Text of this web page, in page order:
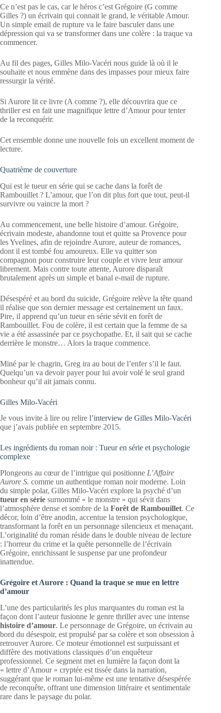
Ce n’est pas le cas, car le héros c’est Grégoire (G comme
Gilles ?) un écrivain qui connait le grand, le véritable Amour.
Un simple email de rupture va le faire basculer dans une
dépression qui va se transformer dans une colère : la traque va
commencer.
Au fil des pages, Gilles Milo-Vacéri nous guide là où il le
souhaite et nous emmène dans des impasses pour mieux faire
ressurgir la vérité.
Si Aurore lit ce livre (A comme ?), elle découvrira que ce
thriller est en fait une magnifique lettre d’Amour pour tenter
de la reconquérir.
Cet ensemble donne une nouvelle fois un excellent moment de
lecture.
Quatrième de couverture
Qui est le tueur en série qui se cache dans la forêt de
Rambouillet ? L’amour, que l’on dit plus fort que tout, peut-il
survivre ou vaincre la mort ?
Au commencement, une belle histoire d’amour. Grégoire,
écrivain modeste, abandonne tout et quitte sa Provence pour
les Yvelines, afin de rejoindre Aurore, auteur de romances,
dont il est tombé fou amoureux. Elle va quitter son
compagnon pour construire leur couple et vivre leur amour
librement. Mais contre toute attente, Aurore disparaît
brutalement après un simple et banal e-mail de rupture.
Désespéré et au bord du suicide, Grégoire relève la tête quand
il réalise que son dernier message est certainement un faux.
Pire, il apprend qu’un tueur en série sévit en forêt de
Rambouillet. Fou de colère, il est certain que la femme de sa
vie a été assassinée par ce psychopathe. Et, il sait qui se cache
derrière le monstre… Alors la traque commence.
Miné par le chagrin, Greg ira au bout de l’enfer s’il le faut.
Quelqu’un va devoir payer pour lui avoir volé le seul grand
bonheur qu’il ait jamais connu.
Gilles Milo-Vacéri
Je vous invite à lire ou relire l’interview de Gilles Milo-Vacéri
que j’avais publiée en septembre 2015.
Les ingrédients du roman noir : Tueur en série et psychologie
complexe
Plongeons au cœur de l’intrigue qui positionne L’Affaire
Aurore S. comme un authentique roman noir moderne. Loin
du simple polar, Gilles Milo-Vacéri explore la psyché d’un
tueur en série surnommé « le monstre » qui sévit dans
l’atmosphère dense et sombre de la Forêt de Rambouillet. Ce
décor, loin d’être anodin, accentue la tension psychologique,
transformant la forêt en un personnage silencieux et menaçant.
L’originalité du roman réside dans le double niveau de lecture
: l’horreur du crime et la quête personnelle de l’écrivain
Grégoire, enrichissant le suspense par une profondeur
inattendue.
Grégoire et Aurore : Quand la traque se mue en lettre
d’amour
L’une des particularités les plus marquantes du roman est la
façon dont l’auteur fusionne le genre thriller avec une intense
histoire d’amour. Le personnage de Grégoire, un écrivain au
bord du désespoir, est propulsé par sa colère et son obsession à
retrouver Aurore. Ce moteur émotionnel est surpuissant et
diffère des motivations classiques d’un enquêteur
professionnel. Ce segment met en lumière la façon dont la
« lettre d’Amour » cryptée est tissée dans la narration,
suggérant que le roman lui-même est une tentative désespérée
de reconquête, offrant une dimension littéraire et sentimentale
rare dans le paysage du polar.